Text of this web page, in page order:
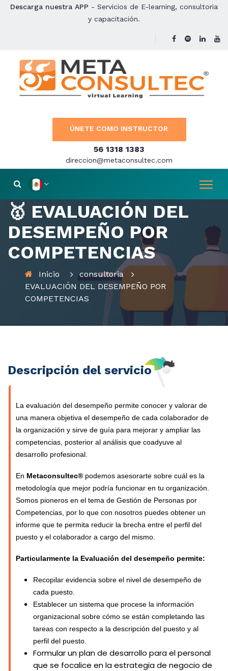
Descarga nuestra APP - Servicios de E-learning, consultoria
y capacitación.
ÚNETE COMO INSTRUCTOR
56 1318 1383
direccion@metaconsultec.com
🥇 EVALUACIÓN DEL
DESEMPEÑO POR
COMPETENCIAS
Inicio
consultoria
EVALUACIÓN DEL DESEMPEÑO POR
COMPETENCIAS
Descripción del servicio
La evaluación del desempeño permite conocer y valorar de
una manera objetiva el desempeño de cada colaborador de
la organización y sirve de guía para mejorar y ampliar las
competencias, posterior al análisis que coadyuve al
desarrollo profesional.
En Metaconsultec® podemos asesorarte sobre cuál es la
metodología que mejor podría funcionar en tu organización.
Somos pioneros en el tema de Gestión de Personas por
Competencias, por lo que con nosotros puedes obtener un
informe que te permita reducir la brecha entre el perfil del
puesto y el colaborador a cargo del mismo.
Particularmente la Evaluación del desempeño permite:
Recopilar evidencia sobre el nivel de desempeño de
cada puesto.
Establecer un sistema que procese la información
organizacional sobre cómo se están completando las
tareas con respecto a la descripción del puesto y al
perfil del puesto.
Formular un plan de desarrollo para el personal
que se focalice en la estrategia de negocio de